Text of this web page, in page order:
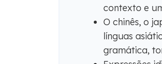
contexto e
O chinês, o
línguas
gramática,